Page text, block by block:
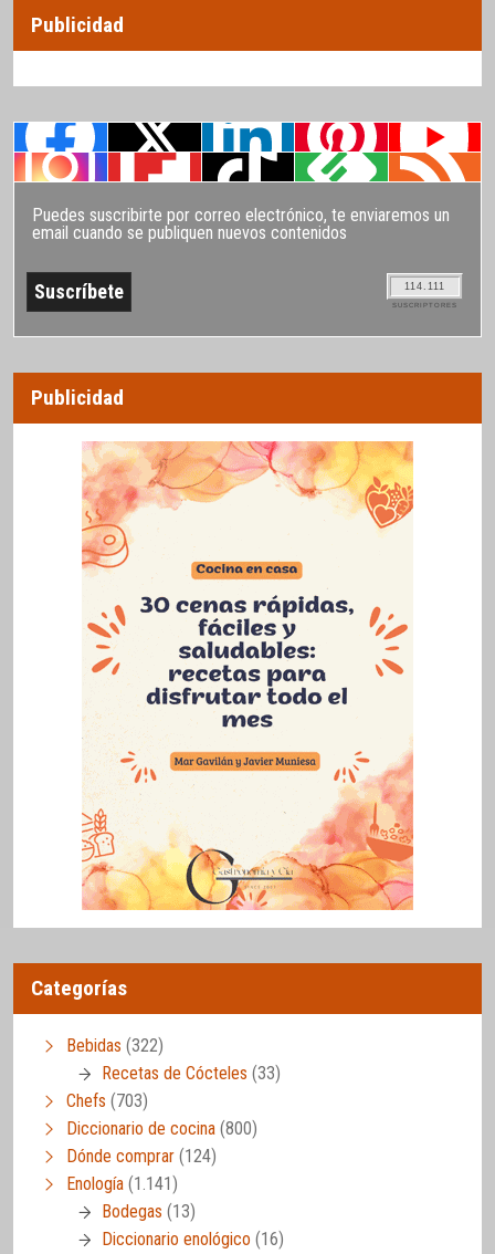
Publicidad
Puedes suscribirte por correo electrónico, te enviaremos un
email cuando se publiquen nuevos contenidos
114.111
SUSCRIPTORES
Publicidad
Categorías
Bebidas (322)
Recetas de Cócteles (33)
Chefs (703)
Diccionario de cocina (800)
Dónde comprar (124)
Enología (1.141)
Bodegas (13)
Diccionario enológico (16)